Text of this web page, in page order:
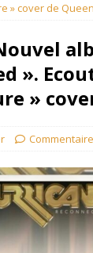
» cover de
».
»